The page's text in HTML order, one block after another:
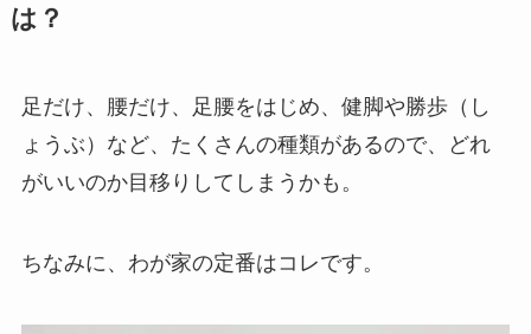
は？
足だけ、腰だけ、足腰をはじめ、健脚や勝歩（し
ょうぶ）など、たくさんの種類があるので、どれ
がいいのか目移りしてしまうかも。
ちなみに、わが家の定番はコレです。